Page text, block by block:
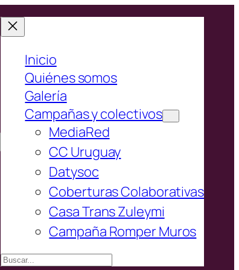
Inicio
Quiénes somos
Galería
Campañas y colectivos
MediaRed
CC Uruguay
Datysoc
Coberturas Colaborativas
Casa Trans Zuleymi
Campaña Romper Muros
Buscar